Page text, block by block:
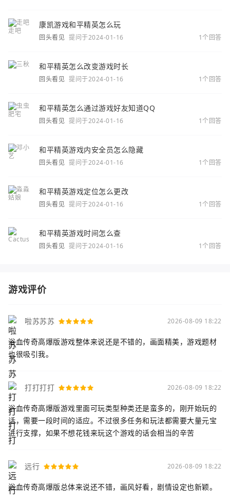
康凯游戏和平精英怎么玩
回头看见 提问于2024-01-16 1个回答
和平精英怎么改变游戏时长
回头看见 提问于2024-01-16 1个回答
和平精英怎么通过游戏好友知道QQ
回头看见 提问于2024-01-16 1个回答
和平精英游戏内安全员怎么隐藏
回头看见 提问于2024-01-16 1个回答
和平精英游戏定位怎么更改
回头看见 提问于2024-01-16 1个回答
和平精英游戏时间怎么查
回头看见 提问于2024-01-16 1个回答
游戏评价
啦苏苏苏 2026-08-09 18:22
浴血传奇高爆版游戏整体来说还是不错的，画面精美，游戏题材
也很吸引我。
打打打打 2026-08-09 18:22
浴血传奇高爆版游戏里面可玩类型种类还是蛮多的，刚开始玩的
话，需要一段时间的适应。不过很多任务和玩法都需要大量元宝
进行支撑，如果不想花钱来玩这个游戏的话会相当的辛苦
远行 2026-08-09 18:22
浴血传奇高爆版总体来说还不错，画风好看，剧情设定也新颖。